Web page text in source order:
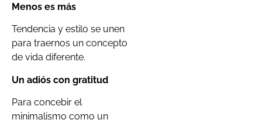
Menos es más
Tendencia y estilo se unen
para traernos un concepto
de vida diferente.
Un adiós con gratitud
Para concebir el
minimalismo como un